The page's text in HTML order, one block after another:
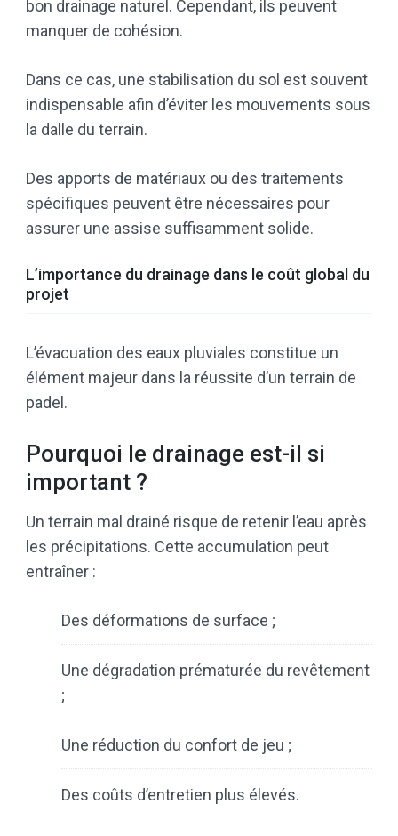
bon drainage naturel. Cependant, ils peuvent
manquer de cohésion.
Dans ce cas, une stabilisation du sol est souvent
indispensable afin d’éviter les mouvements sous
la dalle du terrain.
Des apports de matériaux ou des traitements
spécifiques peuvent être nécessaires pour
assurer une assise suffisamment solide.
L’importance du drainage dans le coût global du
projet
L’évacuation des eaux pluviales constitue un
élément majeur dans la réussite d’un terrain de
padel.
Pourquoi le drainage est-il si
important ?
Un terrain mal drainé risque de retenir l’eau après
les précipitations. Cette accumulation peut
entraîner :
Des déformations de surface ;
Une dégradation prématurée du revêtement
;
Une réduction du confort de jeu ;
Des coûts d’entretien plus élevés.